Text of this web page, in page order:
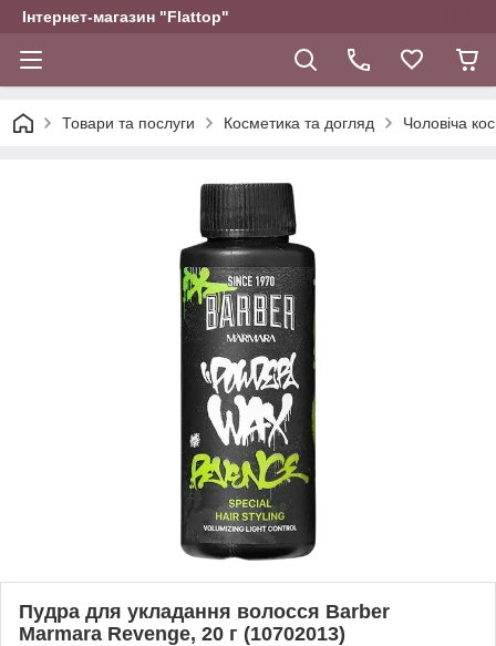
Інтернет-магазин "Flattop"
Товари та послуги Косметика та догляд Чоловіча
Пудра для укладання волосся Barber
Marmara Revenge, 20 г (10702013)